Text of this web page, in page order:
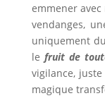
emmener
vendanges,
uniquement
le fruit de
vigilance,
magique